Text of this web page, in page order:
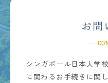
お問
シンガポール日本人学
に関わるお手続きに関